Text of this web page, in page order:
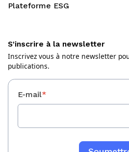
Plateforme ESG
S'inscrire à la newsletter
Inscrivez vous à notre newsletter
publications.
E-mail*